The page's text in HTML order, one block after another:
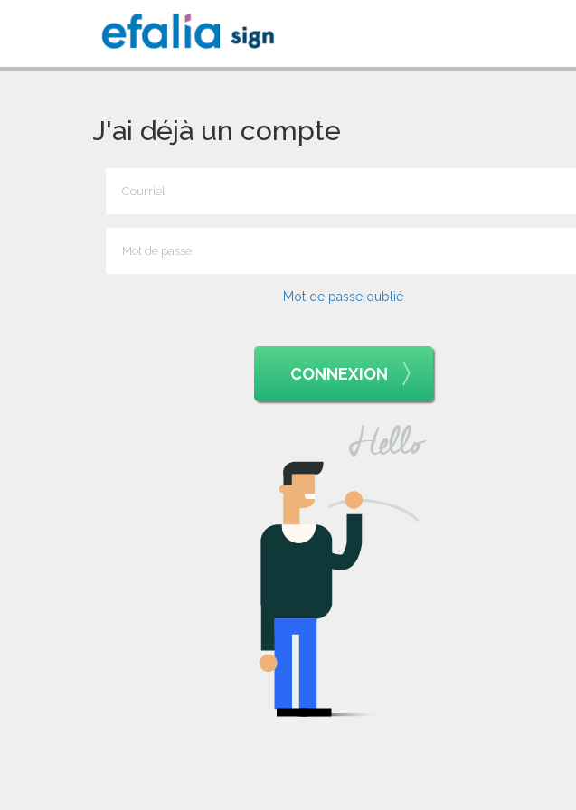
J'ai déjà un compte
Mot de passe oublié
CONNEXION